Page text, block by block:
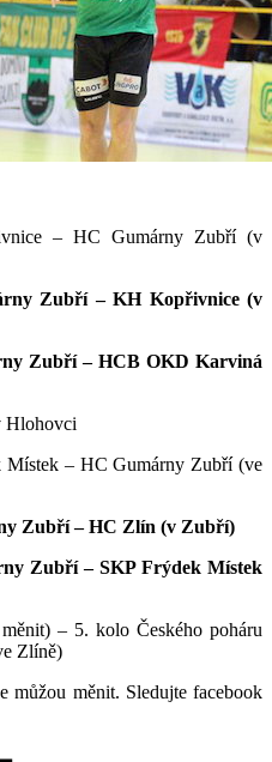
– HC Gumárny Zubří (v
Zubří – KH Kopřivnice (v
Zubří – HCB OKD Karviná
Hlohovci
Místek – HC Gumárny Zubří (ve
Zubří – HC Zlín (v Zubří)
Zubří – SKP Frýdek Místek
– 5. kolo Českého poháru
Zlíně)
můžou měnit. Sledujte facebook